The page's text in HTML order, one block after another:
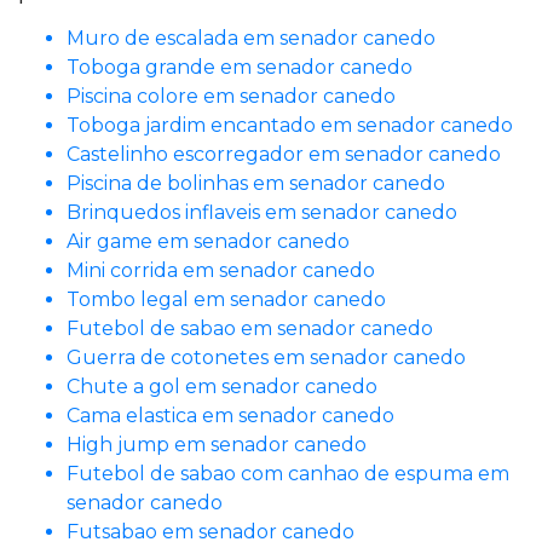
Muro de escalada em senador canedo
Toboga grande em senador canedo
Piscina colore em senador canedo
Toboga jardim encantado em senador canedo
Castelinho escorregador em senador canedo
Piscina de bolinhas em senador canedo
Brinquedos inflaveis em senador canedo
Air game em senador canedo
Mini corrida em senador canedo
Tombo legal em senador canedo
Futebol de sabao em senador canedo
Guerra de cotonetes em senador canedo
Chute a gol em senador canedo
Cama elastica em senador canedo
High jump em senador canedo
Futebol de sabao com canhao de espuma em
senador canedo
Futsabao em senador canedo